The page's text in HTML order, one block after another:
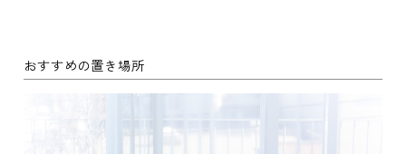
おすすめの置き場所